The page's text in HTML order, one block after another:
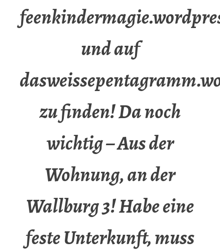
und auf
zu finden! Da noch
wichtig – Aus der
Wohnung, an der
Wallburg 3! Habe eine
feste Unterkunft, muss